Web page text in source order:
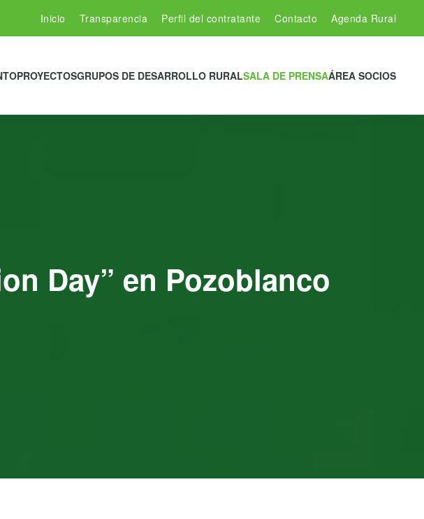
Inicio Transparencia Perfil del contratante Contacto Agenda Rural
PROYECTOSGRUPOS DE DESARROLLO RURALSALA DE PRENSAÁREA SOCIOS
Day” en Pozoblanco